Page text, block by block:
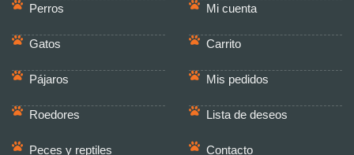
Perros
Gatos
Pájaros
Roedores
Peces y reptiles
Mi cuenta
Carrito
Mis pedidos
Lista de deseos
Contacto